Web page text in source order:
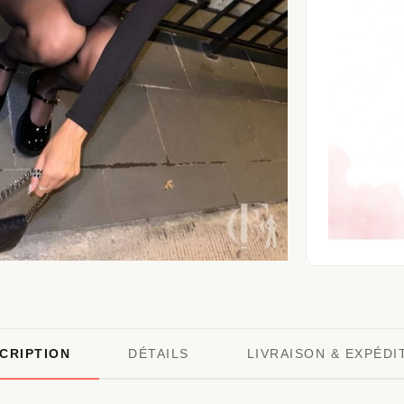
DÉTAILS LIVRAISON &